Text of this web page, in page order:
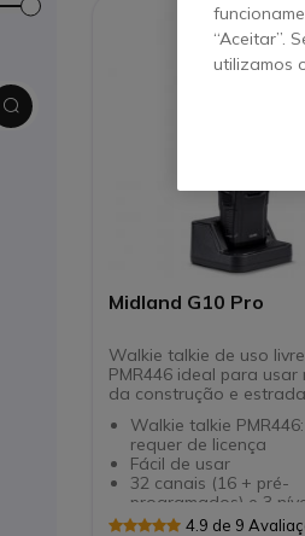
Icon
Midland G10 Pro
Walkie talkie de uso livre
PMR446 ideal para
da construção e
Walkie talkie
requer de licença
Fácil de usar
32 canais (16 + pré-
programados) e 3
potência4.9 de 9
“Aceitar”.
utilizamos